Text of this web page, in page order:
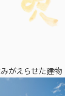
がえらせた建物